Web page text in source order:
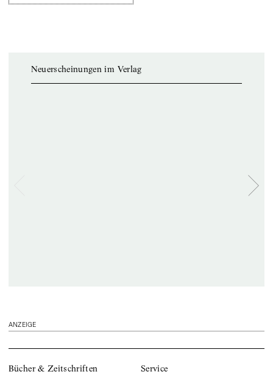
Neuerscheinungen im Verlag
ANZEIGE
Bücher & Zeitschriften Service